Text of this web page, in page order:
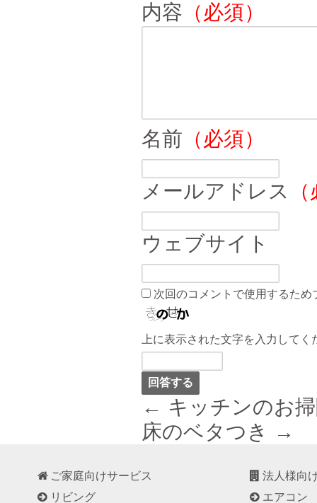
内容 （必須）
名前 （必須）
メールアドレス
ウェブサイト
次回のコメントで使用するた
上に表示された文字を入力してく
← キッチンのお
床のベタつき →
ご家庭向けサービス
リビング
法人様向
エアコン